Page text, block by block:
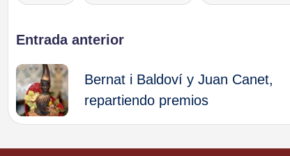
Navegación
de
entradas
Entrada anterior
Bernat i Baldoví y Juan Canet,
repartiendo premios